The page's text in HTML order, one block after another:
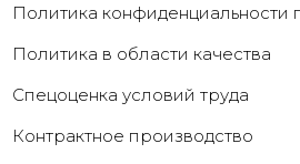
Политика конфиденциальности
Политика в области качества
Cпецоценка условий труда
Контрактное производство